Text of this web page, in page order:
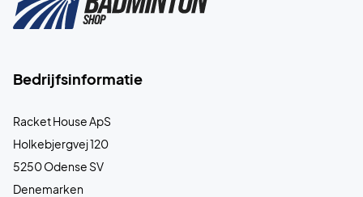
Bedrijfsinformatie
Racket House ApS
Holkebjergvej 120
5250 Odense SV
Denemarken